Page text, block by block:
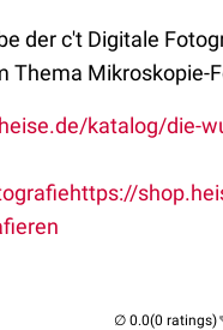
der c't Digitale
Thema Mikroskopie-
katalog/die-
https://
(0 ratings)